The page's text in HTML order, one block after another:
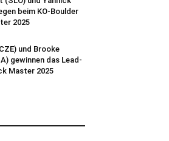
beim KO-Boulder
2025
und Brooke
gewinnen das Lead-
Master 2025